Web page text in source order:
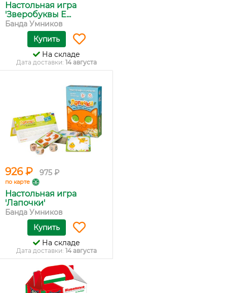
Настольная игра
'Зверобуквы E...
Банда Умников
Купить
На складе
Дата доставки: 14 августа
926 ₽ 975 ₽
по карте
Настольная игра
'Лапочки'
Банда Умников
Купить
На складе
Дата доставки: 14 августа